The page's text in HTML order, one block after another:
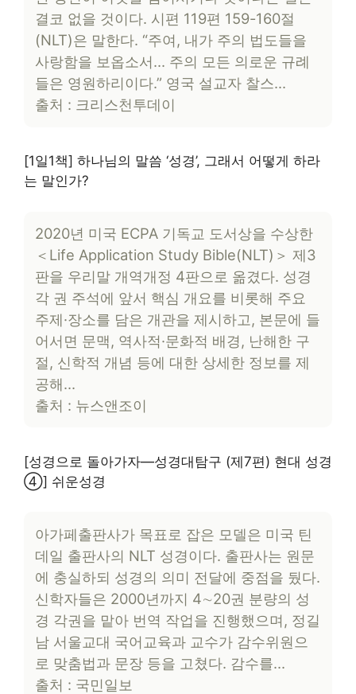
결코 없을 것이다. 시편 119편 159-160절
(NLT)은 말한다. “주여, 내가 주의 법도들을
사랑함을 보옵소서… 주의 모든 의로운 규례
들은 영원하리이다.” 영국 설교자 찰스…
출처 : 크리스천투데이
[1일1책] 하나님의 말씀 ‘성경’, 그래서 어떻게 하라
는 말인가?
2020년 미국 ECPA 기독교 도서상을 수상한
＜Life Application Study Bible(NLT)＞ 제3
판을 우리말 개역개정 4판으로 옮겼다. 성경
각 권 주석에 앞서 핵심 개요를 비롯해 주요
주제·장소를 담은 개관을 제시하고, 본문에 들
어서면 문맥, 역사적·문화적 배경, 난해한 구
절, 신학적 개념 등에 대한 상세한 정보를 제
공해…
출처 : 뉴스앤조이
[성경으로 돌아가자―성경대탐구 (제7편) 현대 성경
④] 쉬운성경
아가페출판사가 목표로 잡은 모델은 미국 틴
데일 출판사의 NLT 성경이다. 출판사는 원문
에 충실하되 성경의 의미 전달에 중점을 뒀다.
신학자들은 2000년까지 4∼20권 분량의 성
경 각권을 맡아 번역 작업을 진행했으며, 정길
남 서울교대 국어교육과 교수가 감수위원으
로 맞춤법과 문장 등을 고쳤다. 감수를…
출처 : 국민일보